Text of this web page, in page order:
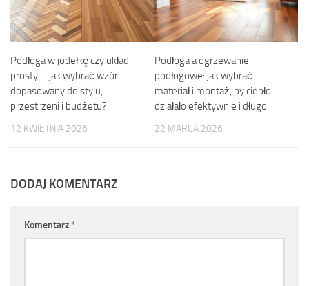
Podłoga w jodełkę czy układ
prosty – jak wybrać wzór
dopasowany do stylu,
przestrzeni i budżetu?
12 KWIETNIA 2026
Podłoga a ogrzewanie
podłogowe: jak wybrać
materiał i montaż, by ciepło
działało efektywnie i długo
22 MARCA 2026
DODAJ KOMENTARZ
Komentarz *